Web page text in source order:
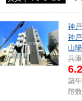
神
神
山
兵
6.2
築
階